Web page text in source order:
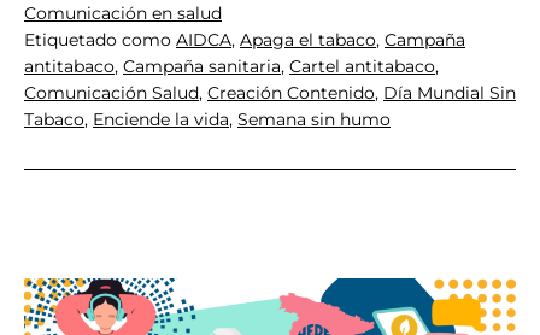
Comunicación en salud
Etiquetado como AIDCA, Apaga el tabaco, Campaña
antitabaco, Campaña sanitaria, Cartel antitabaco,
Comunicación Salud, Creación Contenido, Día Mundial Sin
Tabaco, Enciende la vida, Semana sin humo